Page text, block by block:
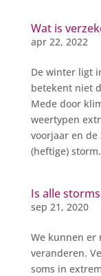
Wat is
apr 22, 2022
De winter ligt
betekent niet
Mede door
weertypen
voorjaar en
(heftige)
Is alle
sep 21, 2020
We kunnen er
veranderen.
soms in